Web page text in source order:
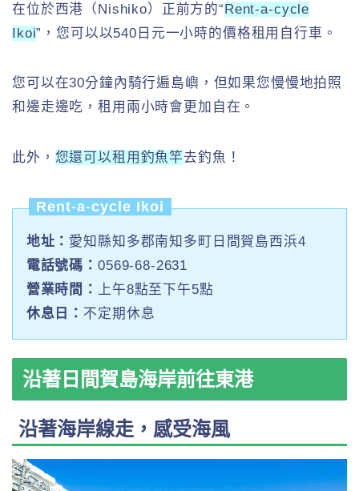
在位於西港（Nishiko）正前方的“Rent-a-cycle
Ikoi”，您可以以540日元一小時的價格租用自行車。
您可以在30分鐘內騎行遍島嶼，但如果您慢慢地拍照
和邊走邊吃，租用兩小時會更加自在。
此外， 您還可以租用釣魚竿去釣魚！
Rent-a-cycle Ikoi
地址： 愛知縣知多郡南知多町日間賀島西浜4
電話號碼： 0569-68-2631
營業時間：
上午8點至下午5點
休息日： 不定期休息
沿著日間賀島海岸前往東港
沿著海岸線走，感受海風